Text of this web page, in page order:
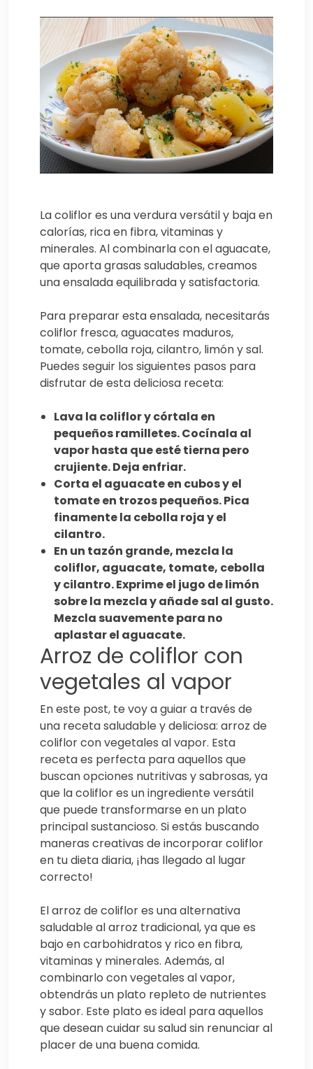
La coliflor es una verdura versátil y baja en
calorías, rica en fibra, vitaminas y
minerales. Al combinarla con el aguacate,
que aporta grasas saludables, creamos
una ensalada equilibrada y satisfactoria.
Para preparar esta ensalada, necesitarás
coliflor fresca, aguacates maduros,
tomate, cebolla roja, cilantro, limón y sal.
Puedes seguir los siguientes pasos para
disfrutar de esta deliciosa receta:
Lava la coliflor y córtala en
pequeños ramilletes. Cocínala al
vapor hasta que esté tierna pero
crujiente. Deja enfriar.
Corta el aguacate en cubos y el
tomate en trozos pequeños. Pica
finamente la cebolla roja y el
cilantro.
En un tazón grande, mezcla la
coliflor, aguacate, tomate, cebolla
y cilantro. Exprime el jugo de limón
sobre la mezcla y añade sal al gusto.
Mezcla suavemente para no
aplastar el aguacate.
Arroz de coliflor con
vegetales al vapor
En este post, te voy a guiar a través de
una receta saludable y deliciosa: arroz de
coliflor con vegetales al vapor. Esta
receta es perfecta para aquellos que
buscan opciones nutritivas y sabrosas, ya
que la coliflor es un ingrediente versátil
que puede transformarse en un plato
principal sustancioso. Si estás buscando
maneras creativas de incorporar coliflor
en tu dieta diaria, ¡has llegado al lugar
correcto!
El arroz de coliflor es una alternativa
saludable al arroz tradicional, ya que es
bajo en carbohidratos y rico en fibra,
vitaminas y minerales. Además, al
combinarlo con vegetales al vapor,
obtendrás un plato repleto de nutrientes
y sabor. Este plato es ideal para aquellos
que desean cuidar su salud sin renunciar al
placer de una buena comida.